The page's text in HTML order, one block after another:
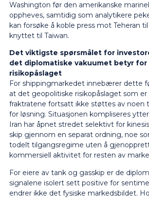
Washington før den amerikanske
oppheves, samtidig som analytikere
kan forsøke å koble press mot Teheran
knyttet til Taiwan.
Det viktigste spørsmålet for
det diplomatiske vakuumet betyr for
risikopåslaget
For shippingmarkedet innebærer dette
at det geopolitiske risikopåslaget som
fraktratene fortsatt ikke støttes av noen
for løsning. Situasjonen kompliseres
Iran har åpnet stredet selektivt for
skip gjennom en separat ordning, noe
todelt tilgangsregime uten å
kommersiell aktivitet for resten av
For eiere av tank og gasskip er de
signalene isolert sett positive for
endrer ikke det fysiske markedsbildet.